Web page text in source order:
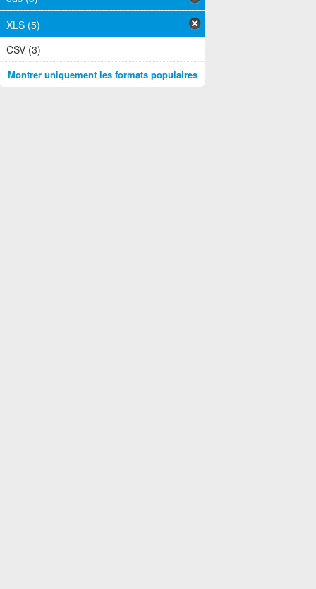
XLS (5)
CSV (3)
Montrer uniquement les formats populaires